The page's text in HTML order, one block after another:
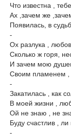
Что известна , тебе
Ах ,зачем же
Появилась, в
-
Ох разлука ,
Сколько ж горя,
И зачем мою
Своим пламенем
-
Закатилась , как
В моей жизни ,
Ой не знаю , не
Буду счастлив , ли
-